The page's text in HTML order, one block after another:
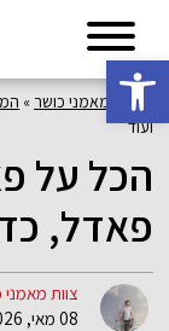
פתח סרגל נגישות
פורטל מאמני כושר »
ועוד
הכל על
פאדל,
צוות מאמני
08 מאי, 2026 11:34